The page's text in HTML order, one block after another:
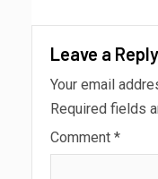
Leave a Reply
Your email
Required fields
Comment *